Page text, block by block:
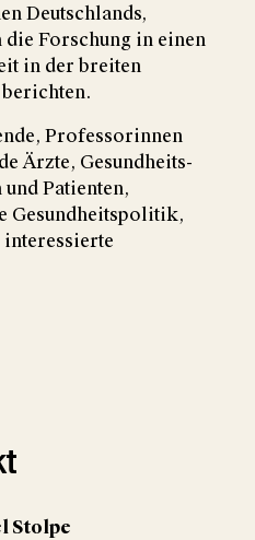
Deutschlands,
die Forschung in einen
in der breiten
Professorinnen
Ärzte, Gesundheits-
Patienten,
Gesundheitspolitik,
Stolpe